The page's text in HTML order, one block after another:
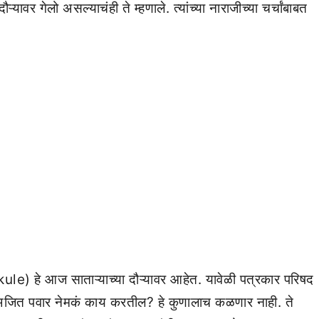
गेलो असल्याचंही ते म्हणाले. त्यांच्या नाराजीच्या चर्चांबाबत
आज साताऱ्याच्या दौऱ्यावर आहेत. यावेळी पत्रकार परिषद
अजित पवार नेमकं काय करतील? हे कुणालाच कळणार नाही. ते